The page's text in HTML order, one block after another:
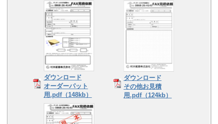
ダウンロード
オーダーパット
用.pdf（148kb）
ダウンロード
その他お見積
用.pdf（124kb）